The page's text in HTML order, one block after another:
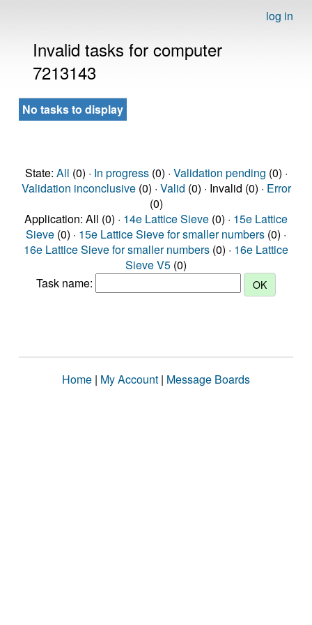
log in
Invalid tasks for computer
7213143
No tasks to display
State: All (0) · In progress(0) · Validation pending (0) ·
Validation inconclusive(0) · Valid (0) · Invalid (0) · Error
(0)
Application: All (0) · 14e Lattice Sieve (0) · 15e Lattice
Sieve (0) · 15e Lattice Sieve for smaller numbers (0) ·
16e Lattice Sieve for smaller numbers (0) · 16e Lattice
Sieve V5 (0)
Task name:
Home | My Account | Message Boards